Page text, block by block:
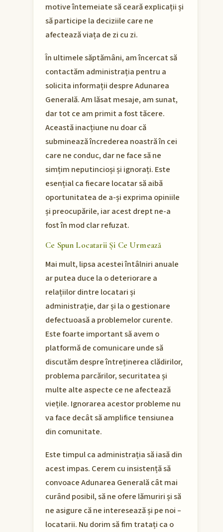
motive întemeiate să ceară explicații și
să participe la deciziile care ne
afectează viața de zi cu zi.
În ultimele săptămâni, am încercat să
contactăm administrația pentru a
solicita informații despre Adunarea
Generală. Am lăsat mesaje, am sunat,
dar tot ce am primit a fost tăcere.
Această inacțiune nu doar că
subminează încrederea noastră în cei
care ne conduc, dar ne face să ne
simțim neputincioși și ignorați. Este
esențial ca fiecare locatar să aibă
oportunitatea de a-și exprima opiniile
și preocupările, iar acest drept ne-a
fost în mod clar refuzat.
Ce Spun Locatarii Și Ce Urmează
Mai mult, lipsa acestei întâlniri anuale
ar putea duce la o deteriorare a
relațiilor dintre locatari și
administrație, dar și la o gestionare
defectuoasă a problemelor curente.
Este foarte important să avem o
platformă de comunicare unde să
discutăm despre întreținerea clădirilor,
problema parcărilor, securitatea și
multe alte aspecte ce ne afectează
viețile. Ignorarea acestor probleme nu
va face decât să amplifice tensiunea
din comunitate.
Este timpul ca administrația să iasă din
acest impas. Cerem cu insistență să
convoace Adunarea Generală cât mai
curând posibil, să ne ofere lămuriri și să
ne asigure că ne interesează și pe noi –
locatarii. Nu dorim să fim tratați ca o